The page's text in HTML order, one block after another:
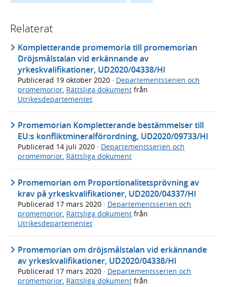
Relaterat
Kompletterande promemoria till promemorian
Dröjsmålstalan vid erkännande av
yrkeskvalifikationer, UD2020/04338/HI
Publicerad 19 oktober 2020 · Departementsserien och
promemorior Rättsliga dokument från
Utrikesdepartementet
Promemorian Kompletterande bestämmelser till
EU:s konfliktmineralförordning, UD2020/09733/HI
Publicerad 14 juli 2020 · Departementsserien och
promemorior, Rättsliga dokument
Promemorian om Proportionalitetsprövning av
krav på yrkeskvalifikationer, UD2020/04337/HI
Publicerad 17 mars 2020 · Departementsserien och
promemorior, Rättsliga dokument från
Utrikesdepartementet
Promemorian om dröjsmålstalan vid erkännande
av yrkeskvalifikationer, UD2020/04338/HI
Publicerad 17 mars 2020 · Departementsserien och
promemorior Rättsliga dokument från